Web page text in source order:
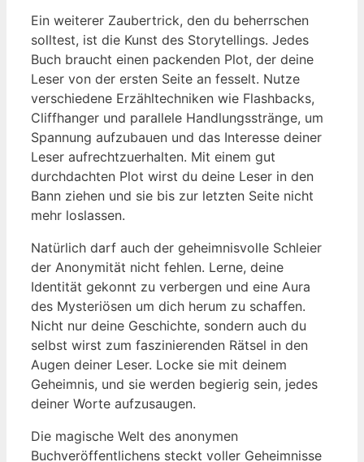
Ein weiterer Zaubertrick, den du beherrschen
solltest, ist die Kunst des Storytellings. Jedes
Buch braucht einen packenden Plot, der deine
Leser von der ersten Seite an fesselt. Nutze
verschiedene Erzähltechniken wie Flashbacks,
Cliffhanger und parallele Handlungsstränge, um
Spannung aufzubauen und das Interesse deiner
Leser aufrechtzuerhalten. Mit einem gut
durchdachten Plot wirst du deine Leser in den
Bann ziehen und sie bis zur letzten Seite nicht
mehr loslassen.
Natürlich darf auch der geheimnisvolle Schleier
der Anonymität nicht fehlen. Lerne, deine
Identität gekonnt zu verbergen und eine Aura
des Mysteriösen um dich herum zu schaffen.
Nicht nur deine Geschichte, sondern auch du
selbst wirst zum faszinierenden Rätsel in den
Augen deiner Leser. Locke sie mit deinem
Geheimnis, und sie werden begierig sein, jedes
deiner Worte aufzusaugen.
Die magische Welt des anonymen
Buchveröffentlichens steckt voller Geheimnisse